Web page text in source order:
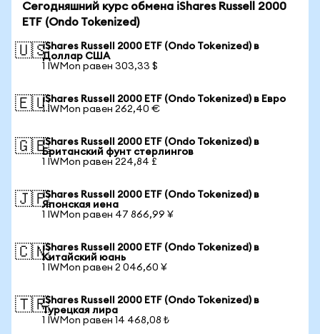
Сегодняшний курс обмена iShares Russell 2000
ETF (Ondo Tokenized)
🇺🇸iShares Russell 2000 ETF (Ondo Tokenized) в
Доллар США
1 IWMon равен 303,33 $
🇪🇺iShares Russell 2000 ETF (Ondo Tokenized) в Евро
1 IWMon равен 262,40 €
🇬🇧iShares Russell 2000 ETF (Ondo Tokenized) в
Британский фунт стерлингов
1 IWMon равен 224,84 £
🇯🇵iShares Russell 2000 ETF (Ondo Tokenized) в
Японская иена
1 IWMon равен 47 866,99 ¥
🇨🇳iShares Russell 2000 ETF (Ondo Tokenized) в
Китайский юань
1 IWMon равен 2 046,60 ¥
🇹🇷iShares Russell 2000 ETF (Ondo Tokenized) в
Турецкая лира
1 IWMon равен 14 468,08 ₺